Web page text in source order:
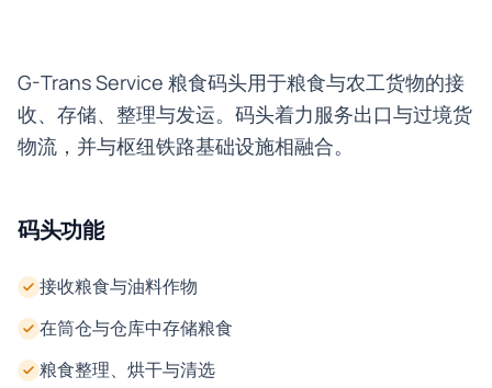
G-Trans Service 粮食码头用于粮食与农工货物的接
收、存储、整理与发运。码头着力服务出口与过境货
物流，并与枢纽铁路基础设施相融合。
码头功能
接收粮食与油料作物
在筒仓与仓库中存储粮食
粮食整理、烘干与清选